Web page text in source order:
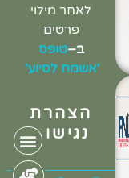
לאחר מילוי
פרטים
ב–טופס
'אשמח לסיוע'
הצהרת
נגישות